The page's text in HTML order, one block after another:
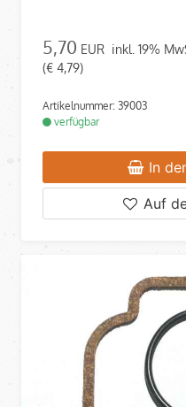
5,70 EUR inkl. 19%
(€ 4,79)
Artikelnummer: 39003
verfügbar
In
Auf